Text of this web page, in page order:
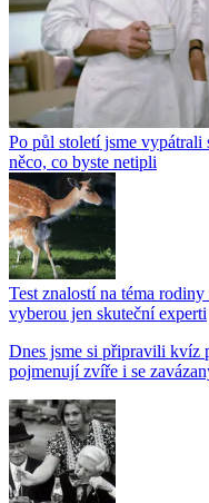
Po půl století jsme
něco, co byste netipli
Test znalostí na téma
vyberou jen skuteční experti
Dnes jsme si připravili kvíz
pojmenují zvíře i se